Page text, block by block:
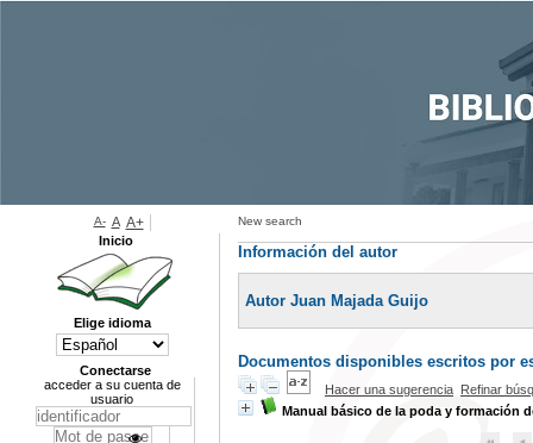
New search
Información del autor
Autor Juan Majada Guijo
Documentos disponibles escritos por
Hacer una sugerencia Refinar
Manual básico de la poda y formación
A- A A+
Inicio
Elige idioma
Conectarse
acceder a su cuenta de
usuario